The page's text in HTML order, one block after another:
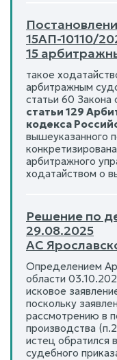
15АП-10110/
15
такое
арбитражным
статьи 60 Закона
статьи 129
кодекса
вышеуказанного
арбитражного
ходатайством о
Решение по
29.08.2025
АС
Определением
области
исковое
поскольку
рассмотрению в
производства
истец обратился
судебного